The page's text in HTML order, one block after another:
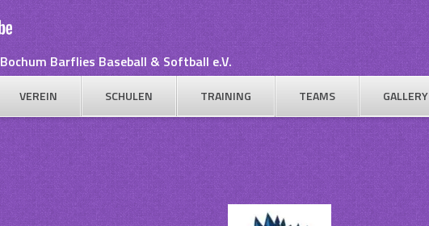
Bochum Barflies Baseball & Softball e.V.
VEREIN SCHULEN TRAINING TEAMS GALLERY